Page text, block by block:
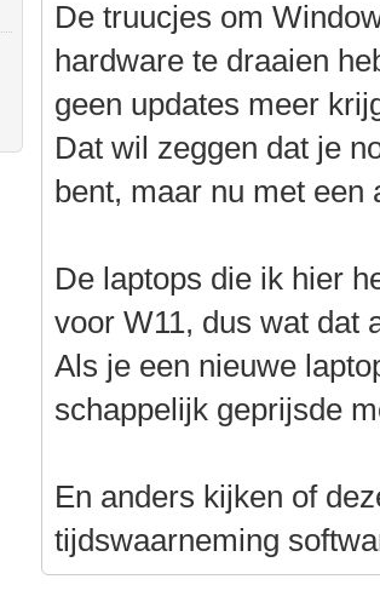
De truucjes om
hardware te draaien
geen updates meer
Dat wil zeggen dat je
bent, maar nu met
De laptops die ik hier
voor W11, dus wat dat
Als je een nieuwe
schappelijk geprijsde
En anders kijken of
tijdswaarneming